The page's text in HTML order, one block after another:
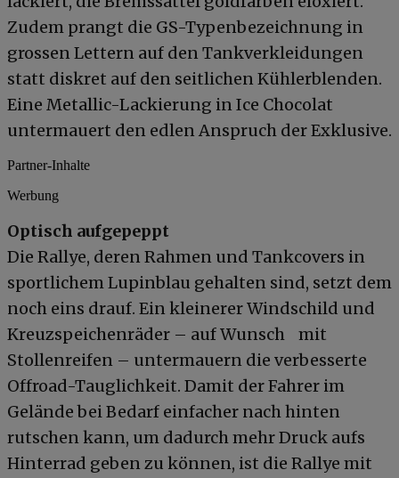
Zudem prangt die GS-Typenbezeichnung in
grossen Lettern auf den Tankverkleidungen
statt diskret auf den seitlichen Kühlerblenden.
Eine Metallic-Lackierung in Ice Chocolat
untermauert den edlen Anspruch der Exklusive.
Partner-Inhalte
Werbung
Optisch aufgepeppt
Die Rallye, deren Rahmen und Tankcovers in
sportlichem Lupinblau gehalten sind, setzt dem
noch eins drauf. Ein kleinerer Windschild und
Kreuzspeichenräder – auf Wunsch mit
Stollenreifen – untermauern die verbesserte
Offroad-Tauglichkeit. Damit der Fahrer im
Gelände bei Bedarf einfacher nach hinten
rutschen kann, um dadurch mehr Druck aufs
Hinterrad geben zu können, ist die Rallye mit